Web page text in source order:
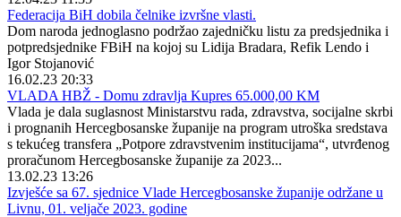
Federacija BiH dobila čelnike izvršne vlasti.
Dom naroda jednoglasno podržao zajedničku listu za predsjednika i
potpredsjednike FBiH na kojoj su Lidija Bradara, Refik Lendo i
Igor Stojanović
16.02.23 20:33
VLADA HBŽ - Domu zdravlja Kupres 65.000,00 KM
Vlada je dala suglasnost Ministarstvu rada, zdravstva, socijalne skrbi
i prognanih Hercegbosanske županije na program utroška sredstava
s tekućeg transfera „Potpore zdravstvenim institucijama“, utvrđenog
proračunom Hercegbosanske županije za 2023...
13.02.23 13:26
Izvješće sa 67. sjednice Vlade Hercegbosanske županije održane u
Livnu, 01. veljače 2023. godine